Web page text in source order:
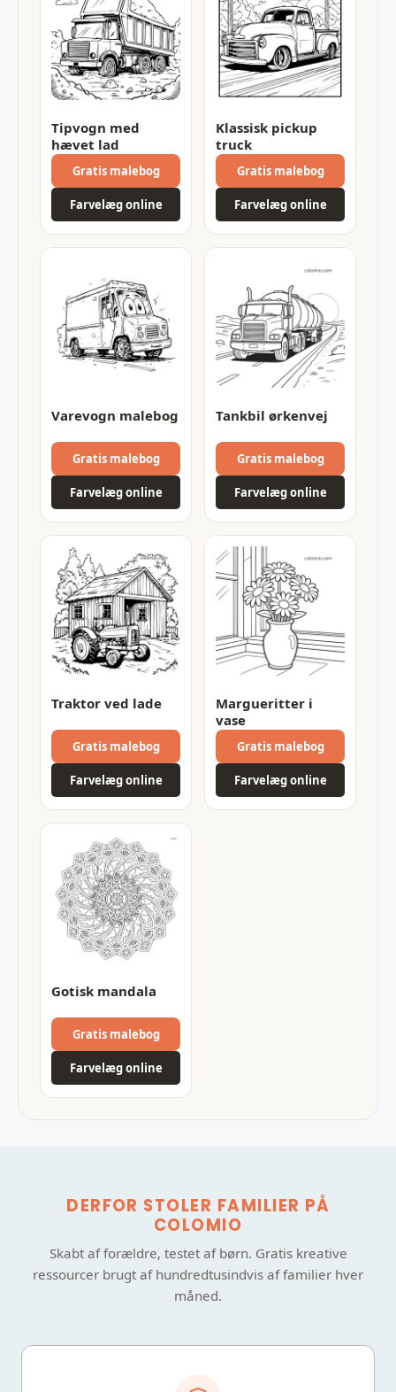
Tipvogn med
hævet lad
Gratis malebog
Farvelæg online
Klassisk pickup
truck
Gratis malebog
Farvelæg online
Varevogn malebog
Gratis malebog
Farvelæg online
Tankbil ørkenvej
Gratis malebog
Farvelæg online
Traktor ved lade
Gratis malebog
Farvelæg online
Margueritter i
vase
Gratis malebog
Farvelæg online
Gotisk mandala
Gratis malebog
Farvelæg online
DERFOR STOLER FAMILIER PÅ
COLOMIO
Skabt af forældre, testet af børn. Gratis kreative
ressourcer brugt af hundredtusindvis af familier hver
måned.